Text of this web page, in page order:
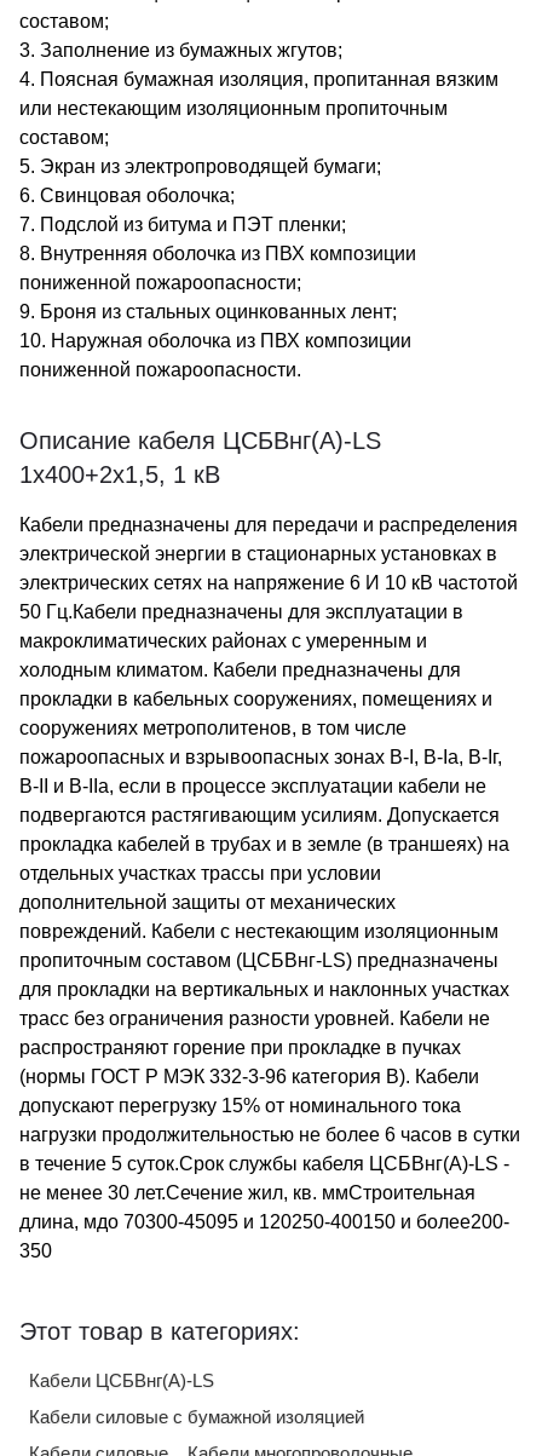
составом;
3. Заполнение из бумажных жгутов;
4. Поясная бумажная изоляция, пропитанная вязким
или нестекающим изоляционным пропиточным
составом;
5. Экран из электропроводящей бумаги;
6. Свинцовая оболочка;
7. Подслой из битума и ПЭТ пленки;
8. Внутренняя оболочка из ПВХ композиции
пониженной пожароопасности;
9. Броня из стальных оцинкованных лент;
10. Наружная оболочка из ПВХ композиции
пониженной пожароопасности.
Описание кабеля ЦСБВнг(А)-LS
1х400+2х1,5, 1 кВ
Кабели предназначены для передачи и распределения
электрической энергии в стационарных установках в
электрических сетях на напряжение 6 И 10 кВ частотой
50 Гц.Кабели предназначены для эксплуатации в
макроклиматических районах с умеренным и
холодным климатом. Кабели предназначены для
прокладки в кабельных сооружениях, помещениях и
сооружениях метрополитенов, в том числе
пожароопасных и взрывоопасных зонах В-I, В-Iа, В-Iг,
В-II и В-IIа, если в процессе эксплуатации кабели не
подвергаются растягивающим усилиям. Допускается
прокладка кабелей в трубах и в земле (в траншеях) на
отдельных участках трассы при условии
дополнительной защиты от механических
повреждений. Кабели с нестекающим изоляционным
пропиточным составом (ЦСБВнг-LS) предназначены
для прокладки на вертикальных и наклонных участках
трасс без ограничения разности уровней. Кабели не
распространяют горение при прокладке в пучках
(нормы ГОСТ Р МЭК 332-3-96 категория В). Кабели
допускают перегрузку 15% от номинального тока
нагрузки продолжительностью не более 6 часов в сутки
в течение 5 суток.Срок службы кабеля ЦСБВнг(A)-LS -
не менее 30 лет.Сечение жил, кв. ммСтроительная
длина, мдо 70300-45095 и 120250-400150 и более200-
350
Этот товар в категориях:
Кабели ЦСБВнг(А)-LS
Кабели силовые с бумажной изоляцией